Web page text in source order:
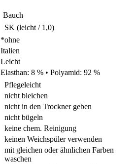
Bauch
SK (leicht / 1,0)
*ohne
Italien
Leicht
Elasthan: 8 % • Polyamid: 92 %
Pflegeleicht
nicht bleichen
nicht in den Trockner geben
nicht bügeln
keine chem. Reinigung
keinen Weichspüler verwenden
mit gleichen oder ähnlichen Farben
waschen